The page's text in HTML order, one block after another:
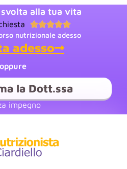
alla tua vita

nutrizionale adesso
adesso
oppure
la Dott.ssa
impegno